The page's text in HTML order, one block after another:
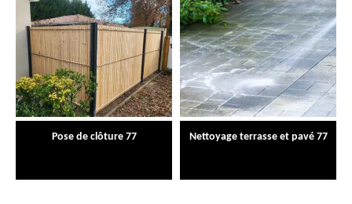
Pose de clôture 77 Nettoyage terrasse et pavé 77